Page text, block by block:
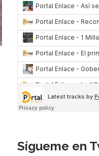
Sígueme en